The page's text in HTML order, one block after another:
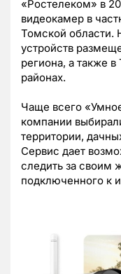
«Ростелеком» в
видеокамер в
Томской области.
устройств
региона, а также
районах.
Чаще всего
компании
территории,
Сервис дает
следить за своим
подключенного к